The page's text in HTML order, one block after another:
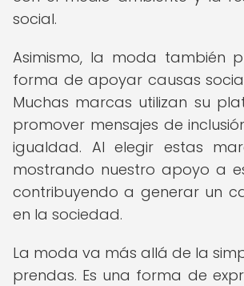
social.
Asimismo, la moda también
forma de apoyar causas
Muchas marcas utilizan su
promover mensajes de
igualdad. Al elegir estas
mostrando nuestro apoyo a
contribuyendo a generar un
en la sociedad.
La moda va más allá de la
prendas. Es una forma de